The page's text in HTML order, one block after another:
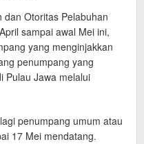
dan Otoritas Pelabuhan
sampai awal Mei ini,
yang menginjakkan
penumpang yang
Pulau Jawa melalui
penumpang umum atau
17 Mei mendatang.